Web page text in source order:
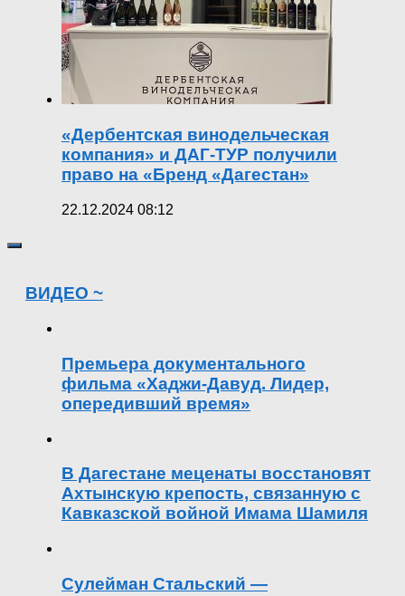
«Дербентская винодельческая
компания» и ДАГ-ТУР получили
право на «Бренд «Дагестан»
22.12.2024 08:12
ВИДЕО ~
Премьера документального
фильма «Хаджи-Давуд. Лидер,
опередивший время»
В Дагестане меценаты восстановят
Ахтынскую крепость, связанную с
Кавказской войной Имама Шамиля
Сулейман Стальский —